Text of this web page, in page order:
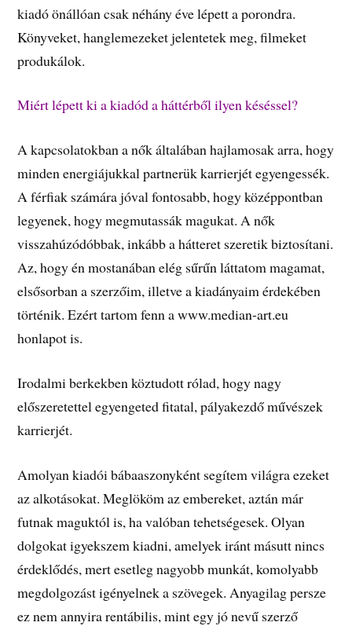
kiadó önállóan csak néhány éve lépett a porondra.
Könyveket, hanglemezeket jelentetek meg, filmeket
produkálok.
Miért lépett ki a kiadód a háttérből ilyen késéssel?
A kapcsolatokban a nők általában hajlamosak arra, hogy
minden energiájukkal partnerük karrierjét egyengessék.
A férfiak számára jóval fontosabb, hogy középpontban
legyenek, hogy megmutassák magukat. A nők
visszahúzódóbbak, inkább a hátteret szeretik biztosítani.
Az, hogy én mostanában elég sűrűn láttatom magamat,
elsősorban a szerzőim, illetve a kiadányaim érdekében
történik. Ezért tartom fenn a www.median-art.eu
honlapot is.
Irodalmi berkekben köztudott rólad, hogy nagy
előszeretettel egyengeted fitatal, pályakezdő művészek
karrierjét.
Amolyan kiadói bábaaszonyként segítem világra ezeket
az alkotásokat. Meglököm az embereket, aztán már
futnak maguktól is, ha valóban tehetségesek. Olyan
dolgokat igyekszem kiadni, amelyek iránt másutt nincs
érdeklődés, mert esetleg nagyobb munkát, komolyabb
megdolgozást igényelnek a szövegek. Anyagilag persze
ez nem annyira rentábilis, mint egy jó nevű szerző